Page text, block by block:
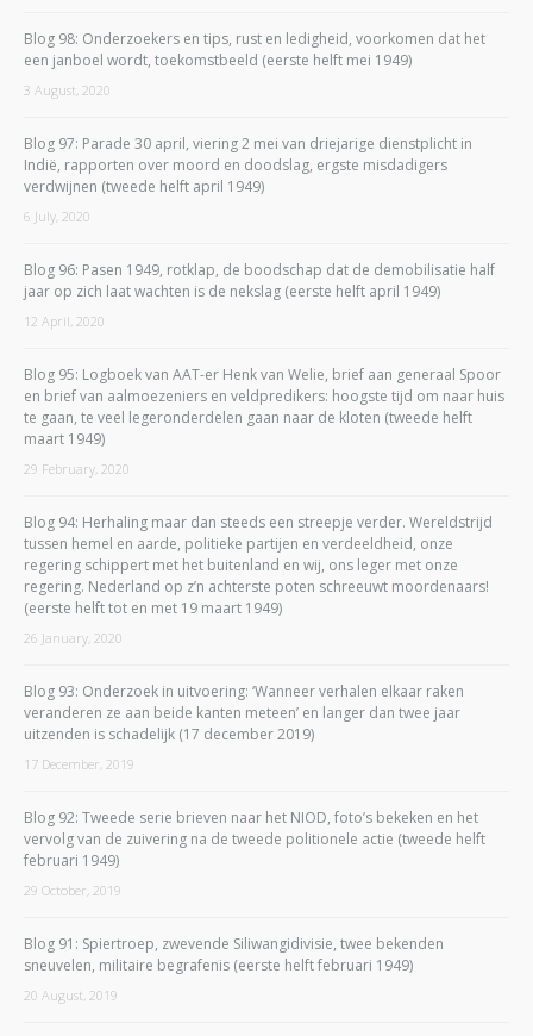
Blog 98: Onderzoekers en tips, rust en ledigheid, voorkomen dat het
een janboel wordt, toekomstbeeld (eerste helft mei 1949)
3 August, 2020
Blog 97: Parade 30 april, viering 2 mei van driejarige dienstplicht in
Indië, rapporten over moord en doodslag, ergste misdadigers
verdwijnen (tweede helft april 1949)
6 July, 2020
Blog 96: Pasen 1949, rotklap, de boodschap dat de demobilisatie half
jaar op zich laat wachten is de nekslag (eerste helft april 1949)
12 April, 2020
Blog 95: Logboek van AAT-er Henk van Welie, brief aan generaal Spoor
en brief van aalmoezeniers en veldpredikers: hoogste tijd om naar huis
te gaan, te veel legeronderdelen gaan naar de kloten (tweede helft
maart 1949)
29 February, 2020
Blog 94: Herhaling maar dan steeds een streepje verder. Wereldstrijd
tussen hemel en aarde, politieke partijen en verdeeldheid, onze
regering schippert met het buitenland en wij, ons leger met onze
regering. Nederland op z’n achterste poten schreeuwt moordenaars!
(eerste helft tot en met 19 maart 1949)
26 January, 2020
Blog 93: Onderzoek in uitvoering: ‘Wanneer verhalen elkaar raken
veranderen ze aan beide kanten meteen’ en langer dan twee jaar
uitzenden is schadelijk (17 december 2019)
17 December, 2019
Blog 92: Tweede serie brieven naar het NIOD, foto’s bekeken en het
vervolg van de zuivering na de tweede politionele actie (tweede helft
februari 1949)
29 October, 2019
Blog 91: Spiertroep, zwevende Siliwangidivisie, twee bekenden
sneuvelen, militaire begrafenis (eerste helft februari 1949)
20 August, 2019